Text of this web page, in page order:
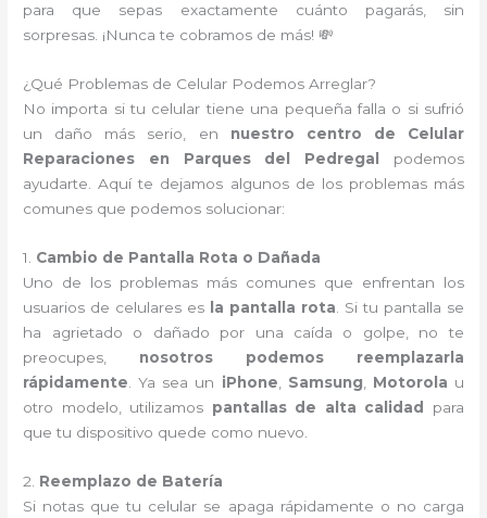
para que sepas exactamente cuánto pagarás, sin
sorpresas. ¡Nunca te cobramos de más! 💸
¿Qué Problemas de Celular Podemos Arreglar?
No importa si tu celular tiene una pequeña falla o si sufrió
un daño más serio, en nuestro centro de Celular
Reparaciones en Parques del Pedregal
podemos
ayudarte. Aquí te dejamos algunos de los problemas más
comunes que podemos solucionar:
1. Cambio de Pantalla Rota o Dañada
Uno de los problemas más comunes que enfrentan los
usuarios de celulares es
la pantalla rota . Si tu pantalla se
ha agrietado o dañado por una caída o golpe, no te
preocupes, nosotros podemos reemplazarla
rápidamente . Ya sea un iPhone Samsung Motorola u
otro modelo, utilizamos pantallas de alta calidad
para
que tu dispositivo quede como nuevo.
2. Reemplazo de Batería
Si notas que tu celular se apaga rápidamente o no carga